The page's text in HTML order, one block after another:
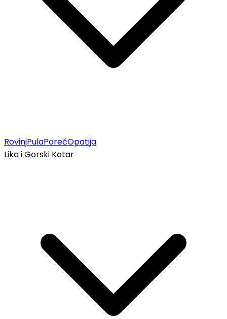
RovinjPulaPorečOpatija
Lika i Gorski Kotar